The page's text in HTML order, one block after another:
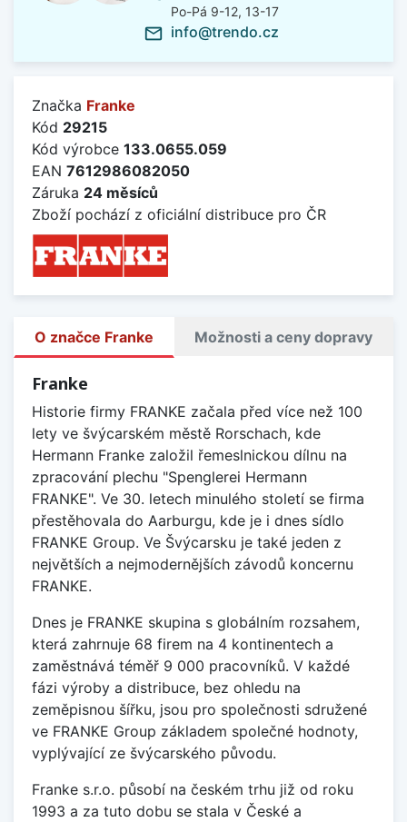
Po-Pá 9-12, 13-17
mail_outline info@trendo.cz
Značka Franke
Kód 29215
Kód výrobce 133.0655.059
EAN 7612986082050
Záruka 24 měsíců
Zboží pochází z oficiální distribuce pro ČR
O značce Franke Možnosti a ceny dopravy
Franke
Historie firmy FRANKE začala před více než 100
lety ve švýcarském městě Rorschach, kde
Hermann Franke založil řemeslnickou dílnu na
zpracování plechu "Spenglerei Hermann
FRANKE". Ve 30. letech minulého století se firma
přestěhovala do Aarburgu, kde je i dnes sídlo
FRANKE Group. Ve Švýcarsku je také jeden z
největších a nejmodernějších závodů koncernu
FRANKE.
Dnes je FRANKE skupina s globálním rozsahem,
která zahrnuje 68 firem na 4 kontinentech a
zaměstnává téměř 9 000 pracovníků. V každé
fázi výroby a distribuce, bez ohledu na
zeměpisnou šířku, jsou pro společnosti sdružené
ve FRANKE Group základem společné hodnoty,
vyplývající ze švýcarského původu.
Franke s.r.o. působí na českém trhu již od roku
1993 a za tuto dobu se stala v České a